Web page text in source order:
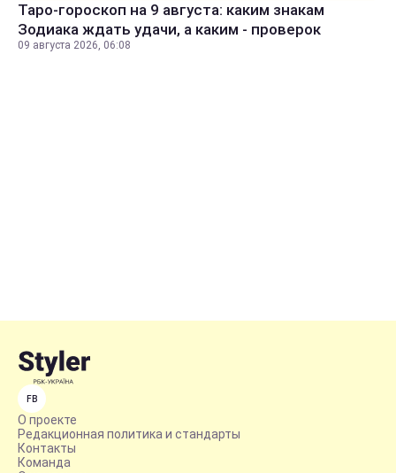
Таро-гороскоп на 9 августа: каким знакам
Зодиака ждать удачи, а каким - проверок
09 августа 2026, 06:08
FB
О проекте
Редакционная политика и стандарты
Контакты
Команда